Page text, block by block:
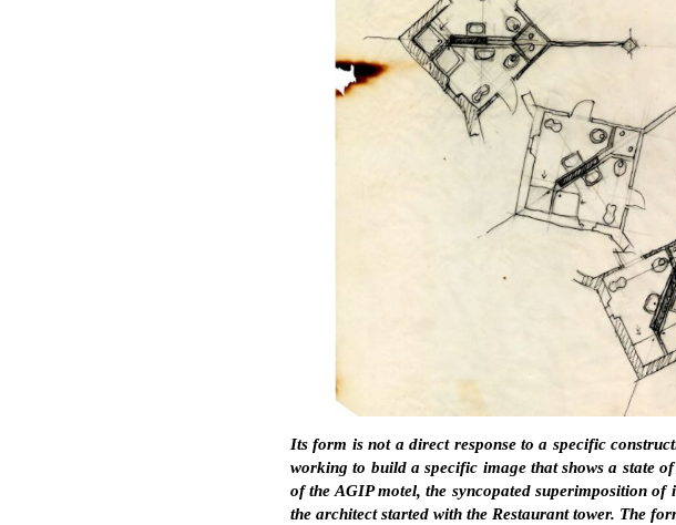
Its form is not a direct response to a specific
working to build a specific image that shows a state
of the AGIP motel, the syncopated superimposition
the architect started with the Restaurant tower. The